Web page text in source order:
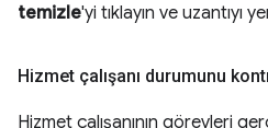
temizle'yi tıklayın ve uzantıyı
Hizmet çalışanı durumunu
Hizmet çalışanının görevleri